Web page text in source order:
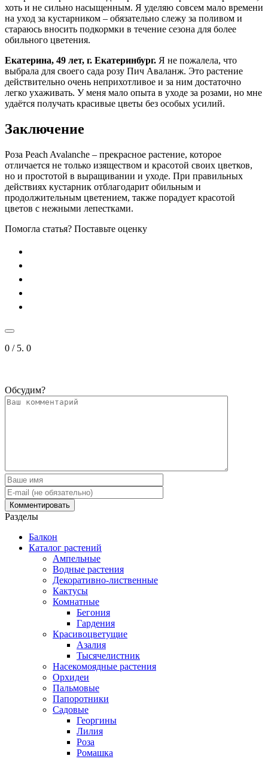
хоть и не сильно насыщенным. Я уделяю совсем мало времени
на уход за кустарником – обязательно слежу за поливом и
стараюсь вносить подкормки в течение сезона для более
обильного цветения.
Екатерина, 49 лет, г. Екатеринбург. Я не пожалела, что
выбрала для своего сада розу Пич Аваланж. Это растение
действительно очень неприхотливое и за ним достаточно
легко ухаживать. У меня мало опыта в уходе за розами, но мне
удаётся получать красивые цветы без особых усилий.
Заключение
Роза Peach Avalanche – прекрасное растение, которое
отличается не только изяществом и красотой своих цветков,
но и простотой в выращивании и уходе. При правильных
действиях кустарник отблагодарит обильным и
продолжительным цветением, также порадует красотой
цветов с нежными лепестками.
Помогла статья? Поставьте оценку
0 / 5. 0
Обсудим?
Разделы
Балкон
Каталог растений
Ампельные
Водные растения
Декоративно-лиственные
Кактусы
Комнатные
Бегония
Гардения
Красивоцветущие
Азалия
Тысячелистник
Насекомоядные растения
Орхидеи
Пальмовые
Папоротники
Садовые
Георгины
Лилия
Роза
Ромашка